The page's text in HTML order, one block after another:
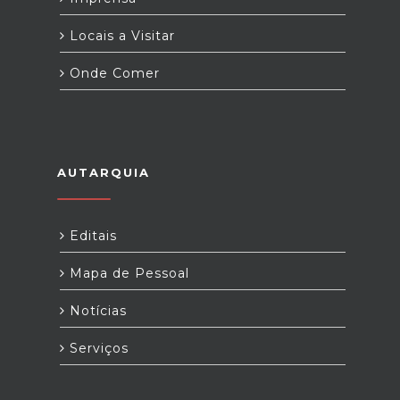
Locais a Visitar
Onde Comer
AUTARQUIA
Editais
Mapa de Pessoal
Notícias
Serviços